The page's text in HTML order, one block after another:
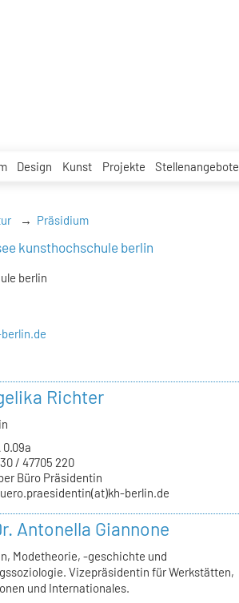
Design Kunst Projekte Stellenangebote
Präsidium
kunsthochschule berlin
berlin
Richter
0.09a
/ 47705 220
Büro Präsidentin
berlin.de
Antonella Giannone
Modetheorie, -geschichte und
Vizepräsidentin für Werkstätten,
und Internationales.